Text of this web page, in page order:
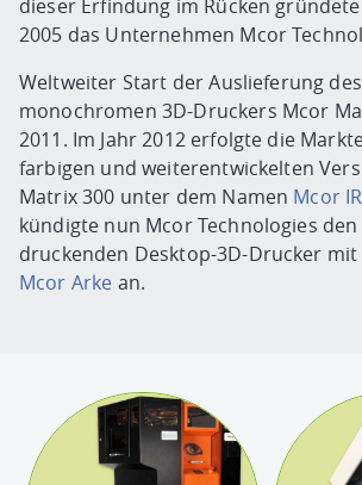
dieser Erfindung im Rücken
2005 das Unternehmen Mcor
Weltweiter Start der Auslieferung
monochromen 3D-Druckers Mcor
2011. Im Jahr 2012 erfolgte die
farbigen und weiterentwickelten
Matrix 300 unter dem Namen Mcor
kündigte nun Mcor Technologies
druckenden Desktop-3D-Drucker
Mcor Arke an.